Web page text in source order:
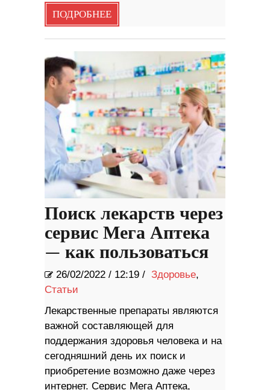
ПОДРОБНЕЕ
Поиск лекарств через
сервис Мега Аптека
— как пользоваться
26/02/2022 / 12:19 / Здоровье,
Статьи
Лекарственные препараты являются
важной составляющей для
поддержания здоровья человека и на
сегодняшний день их поиск и
приобретение возможно даже через
интернет. Сервис Мега Аптека,